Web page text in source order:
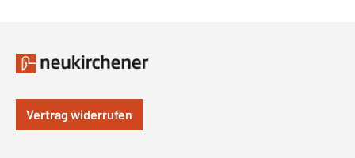
Vertrag widerrufen